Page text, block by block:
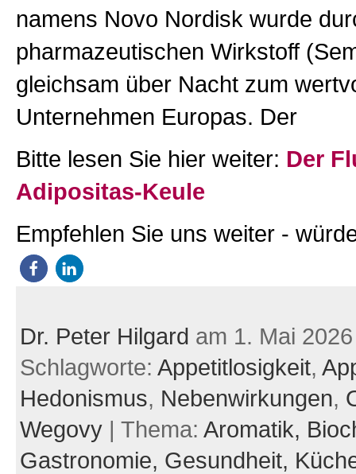
namens Novo Nordisk wurde
pharmazeutischen Wirkstoff
gleichsam über Nacht zum
Unternehmen Europas. Der
Bitte lesen Sie hier weiter: Der
Adipositas-Keule
Empfehlen Sie uns weiter -
Dr. Peter Hilgard am 1. Mai 2026
Schlagworte: Appetitlosigkeit,
Hedonismus, Nebenwirkungen,
Wegovy| Thema: Aromatik,
Gastronomie, Gesundheit,